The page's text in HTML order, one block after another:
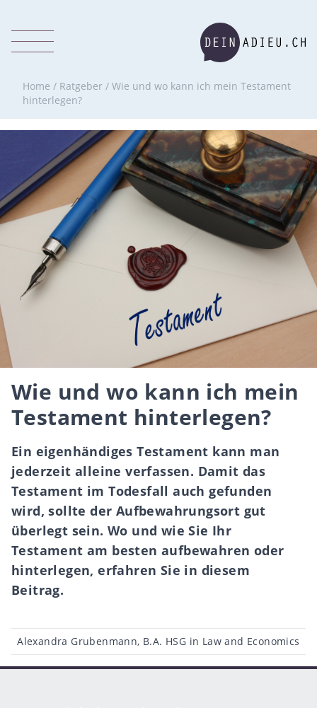
Home / Ratgeber / Wie und wo kann ich mein Testament
hinterlegen?
Wie und wo kann ich mein
Testament hinterlegen?
Ein eigenhändiges Testament kann man
jederzeit alleine verfassen. Damit das
Testament im Todesfall auch gefunden
wird, sollte der Aufbewahrungsort gut
überlegt sein. Wo und wie Sie Ihr
Testament am besten aufbewahren oder
hinterlegen, erfahren Sie in diesem
Beitrag.
Beitragsautor
Alexandra Grubenmann, B.A. HSG in Law and Economics